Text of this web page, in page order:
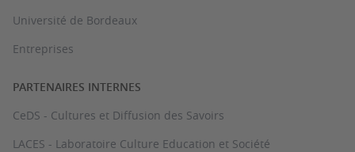
Université de Bordeaux
Entreprises
PARTENAIRES INTERNES
CeDS - Cultures et Diffusion des Savoirs
LACES - Laboratoire Culture Education et Société